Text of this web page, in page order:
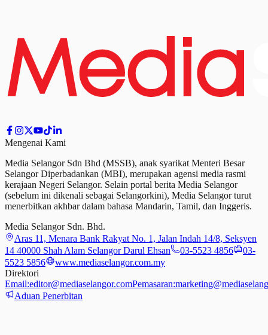
Mengenai Kami
Media Selangor Sdn Bhd (MSSB), anak syarikat Menteri Besar
Selangor Diperbadankan (MBI), merupakan agensi media rasmi
kerajaan Negeri Selangor. Selain portal berita Media Selangor
(sebelum ini dikenali sebagai Selangorkini), Media Selangor turut
menerbitkan akhbar dalam bahasa Mandarin, Tamil, dan Inggeris.
Media Selangor Sdn. Bhd.
Aras 11, Menara Bank Rakyat No. 1, Jalan Indah 14/8, Seksyen
14 40000 Shah Alam Selangor Darul Ehsan
03-5523 4856
03-
5523 5856
www.mediaselangor.com.my
Direktori
Email:editor@mediaselangor.comPemasaran:
Aduan Penerbitan